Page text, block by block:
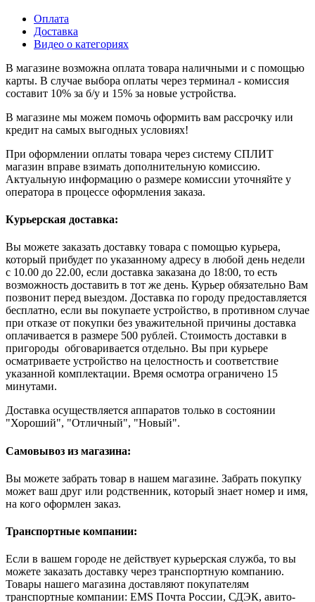
Оплата
Доставка
Видео о категориях
В магазине возможна оплата товара наличными и с помощью
карты. В случае выбора оплаты через терминал - комиссия
составит 10% за б/у и 15% за новые устройства.
В магазине мы можем помочь оформить вам рассрочку или
кредит на самых выгодных условиях!
При оформлении оплаты товара через систему СПЛИТ
магазин вправе взимать дополнительную комиссию.
Актуальную информацию о размере комиссии уточняйте у
оператора в процессе оформления заказа.
Курьерская доставка:
Вы можете заказать доставку товара с помощью курьера,
который прибудет по указанному адресу в любой день недели
с 10.00 до 22.00, если доставка заказана до 18:00, то есть
возможность доставить в тот же день. Курьер обязательно Вам
позвонит перед выездом. Доставка по городу предоставляется
бесплатно, если вы покупаете устройство, в противном случае
при отказе от покупки без уважительной причины доставка
оплачивается в размере 500 рублей. Стоимость доставки в
пригороды обговаривается отдельно. Вы при курьере
осматриваете устройство на целостность и соответствие
указанной комплектации. Время осмотра ограничено 15
минутами.
Доставка осуществляется аппаратов только в состоянии
"Хороший", "Отличный", "Новый".
Самовывоз из магазина:
Вы можете забрать товар в нашем магазине. Забрать покупку
может ваш друг или родственник, который знает номер и имя,
на кого оформлен заказ.
Транспортные компании:
Если в вашем городе не действует курьерская служба, то вы
можете заказать доставку через транспортную компанию.
Товары нашего магазина доставляют покупателям
транспортные компании: EMS Почта России, СДЭК, авито-